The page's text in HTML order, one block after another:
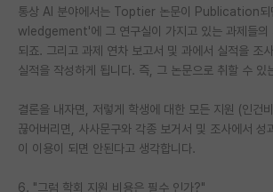
통상 AI 분야에서는 Toptier 논문이 Publication
wledgement'에 그 연구실이 가지고 있는 과제들의
되죠. 그리고 과제 연차 보고서 및 과에서 실적을 조
실적을 작성하게 됩니다. 즉, 그 논문으로 취할 수 있
결론을 내자면, 저렇게 학생에 대한 모든 지원 (인건
끊어버리면, 사사문구와 각종 보거서 및 조사에서 성
이 이용이 되면 안된다고 생각합니다.
6. "그럼 학회 지원 비용은 필수 인가?"